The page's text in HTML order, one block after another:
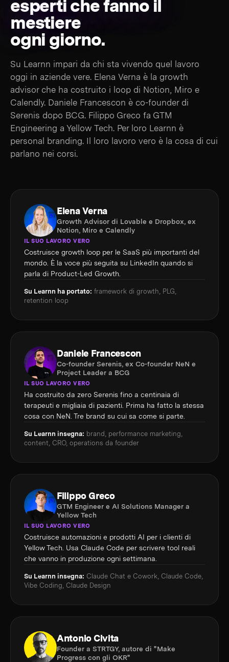
esperti che fanno il
mestiere
ogni giorno.
Su Learnn impari da chi sta vivendo quel lavoro
oggi in aziende vere. Elena Verna è la growth
advisor che ha costruito i loop di Notion, Miro e
Calendly. Daniele Francescon è co-founder di
Serenis dopo BCG. Filippo Greco fa GTM
Engineering a Yellow Tech. Per loro Learnn è
personal branding. Il loro lavoro vero è la cosa di cui
parlano nei corsi.
Elena Verna
Growth Advisor di Lovable e Dropbox, ex
Notion, Miro e Calendly
IL SUO LAVORO VERO
Costruisce growth loop per le SaaS più importanti del
mondo. È la voce più seguita su LinkedIn quando si
parla di Product-Led Growth.
Su Learnn ha portato: framework di growth, PLG,
retention loop
Daniele Francescon
Co-founder Serenis, ex Co-founder NeN e
Project Leader a BCG
IL SUO LAVORO VERO
Ha costruito da zero Serenis fino a centinaia di
terapeuti e migliaia di pazienti. Prima ha fatto la stessa
cosa con NeN. Tre brand su cui sa come si parte.
Su Learnn insegna: brand, performance marketing,
content, CRO, operations da founder
Filippo Greco
GTM Engineer e AI Solutions Manager a
Yellow Tech
IL SUO LAVORO VERO
Costruisce automazioni e prodotti AI per i clienti di
Yellow Tech. Usa Claude Code per scrivere tool reali
che vanno in produzione ogni settimana.
Su Learnn insegna: Claude Chat e Cowork, Claude Code,
Vibe Coding, Claude Design
Antonio Civita
Founder a STRTGY, autore di "Make
Progress con gli OKR"